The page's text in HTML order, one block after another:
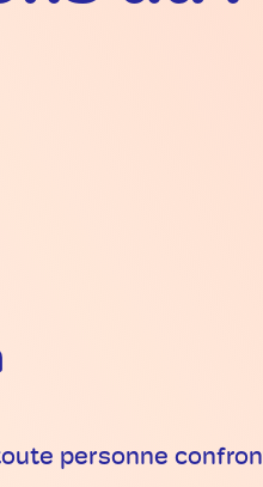
personne